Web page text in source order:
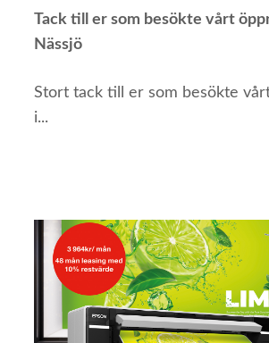
Tack till er som besökte vårt
Nässjö
Stort tack till er som besökte
i...